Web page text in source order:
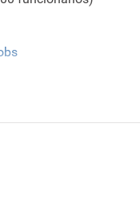
de frota de
parte do grupo a